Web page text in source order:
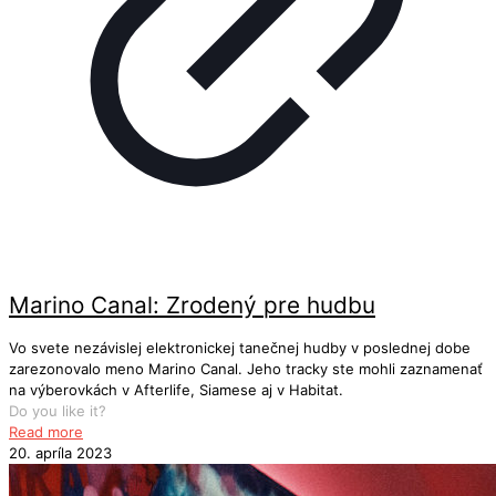
Marino Canal: Zrodený pre hudbu
Vo svete nezávislej elektronickej tanečnej hudby v poslednej dobe
zarezonovalo meno Marino Canal. Jeho tracky ste mohli zaznamenať
na výberovkách v Afterlife, Siamese aj v Habitat.
Do you like it?
Read more
20. apríla 2023